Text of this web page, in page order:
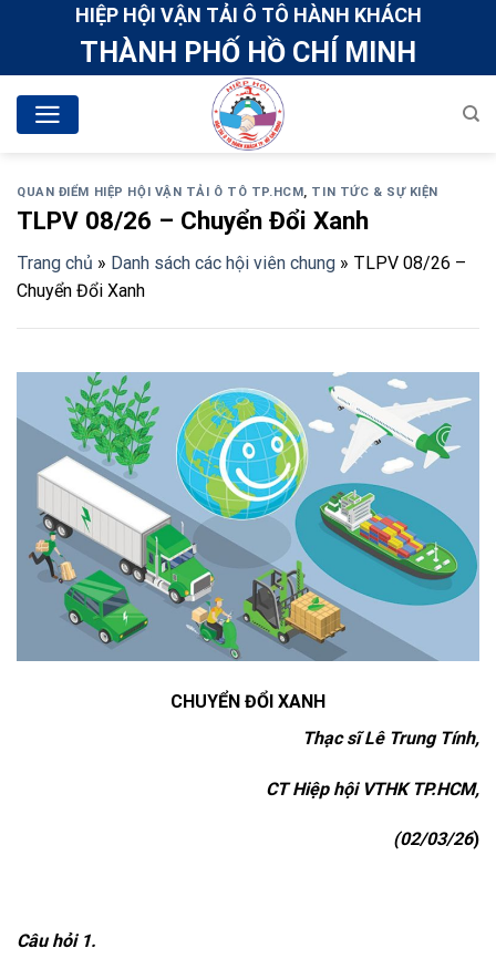
HIỆP HỘI VẬN TẢI Ô TÔ HÀNH KHÁCH
THÀNH PHỐ HỒ CHÍ MINH
QUAN ĐIỂM HIỆP HỘI VẬN TẢI Ô TÔ TP.HCM, TIN TỨC & SỰ KIỆN
TLPV 08/26 – Chuyển Đổi Xanh
Trang chủ » Danh sách các hội viên chung » TLPV 08/26 –
Chuyển Đổi Xanh
CHUYỂN ĐỔI XANH
Thạc sĩ Lê Trung Tính,
CT Hiệp hội VTHK TP.HCM,
(02/03/26)
Câu hỏi 1.